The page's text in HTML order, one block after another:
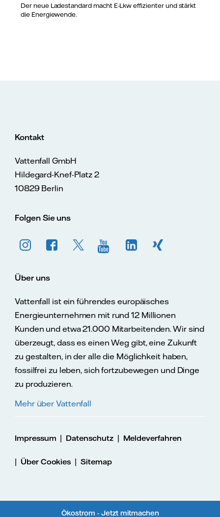
Der neue Ladestandard macht E-Lkw effizienter und stärkt
die Energiewende.
Ökostrom - Jetzt mitmachen
Kontakt
Vattenfall GmbH
Hildegard-Knef-Platz 2
10829 Berlin
Folgen Sie uns
Über uns
Vattenfall ist ein führendes europäisches
Energieunternehmen mit rund 12 Millionen
Kunden und etwa 21.000 Mitarbeitenden. Wir sind
überzeugt, dass es einen Weg gibt, eine Zukunft
zu gestalten, in der alle die Möglichkeit haben,
fossilfrei zu leben, sich fortzubewegen und Dinge
zu produzieren.
Mehr über Vattenfall
Impressum | Datenschutz| Meldeverfahren
| Über Cookies |Sitemap